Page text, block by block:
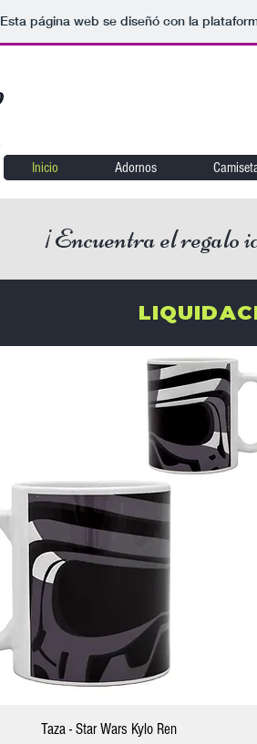
Esta página web se diseñó con la
Inicio Adornos
¡Encuentra el regalo
Taza - Star Wars Kylo Ren